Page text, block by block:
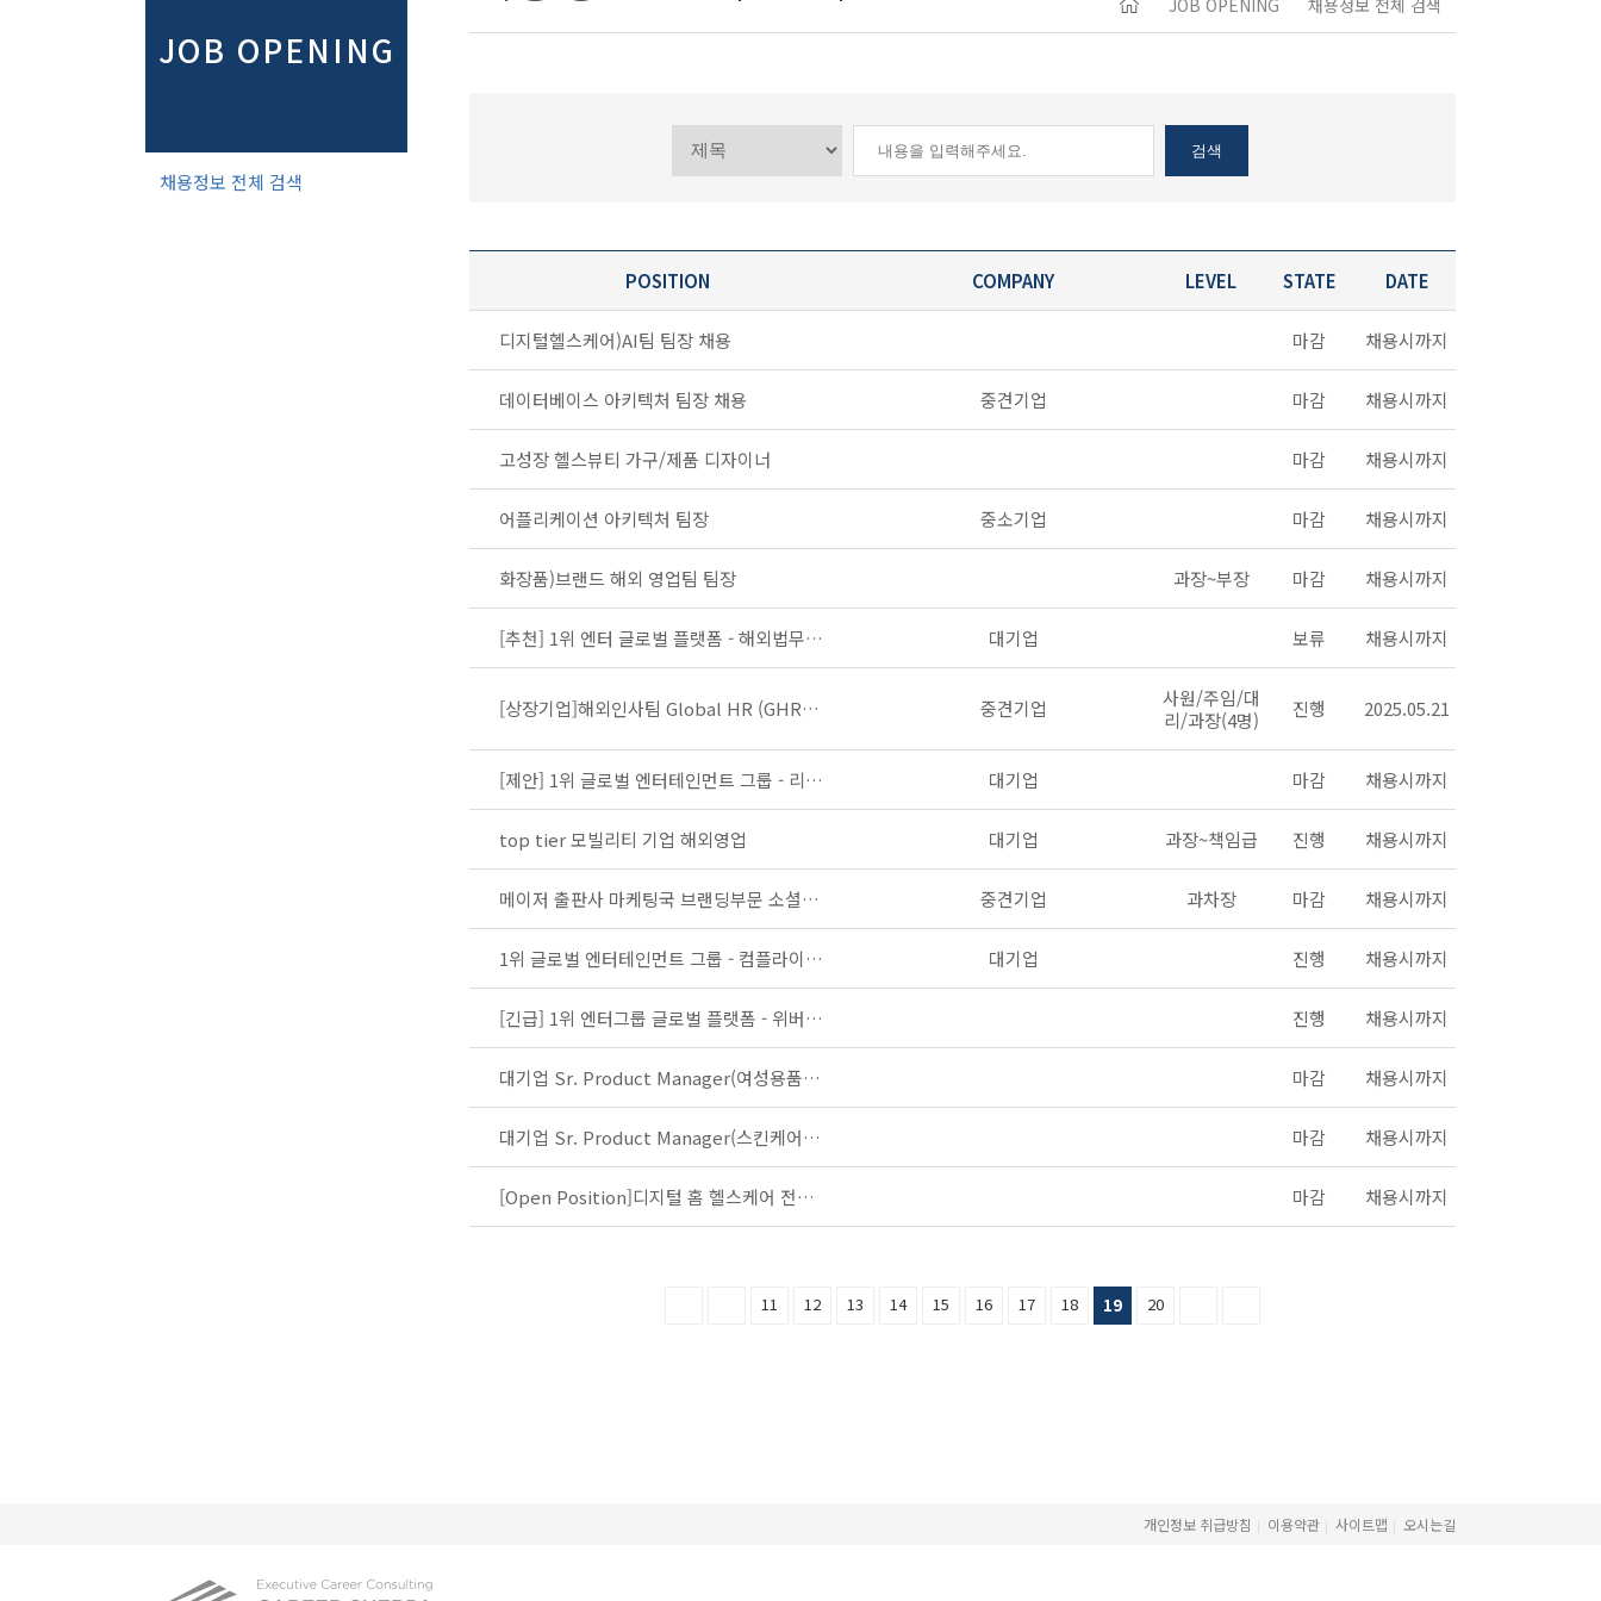
JOB OPENING
채용정보 전체 검색
JOB OPENING 채용정보 전체 검색
검색
POSITION COMPANY LEVEL STATE DATE
디지털헬스케어)AI팀 팀장 채용 마감 채용시까지
데이터베이스 아키텍처 팀장 채용 중견기업 마감 채용시까지
고성장 헬스뷰티 가구/제품 디자이너 마감 채용시까지
어플리케이션 아키텍처 팀장 중소기업 마감 채용시까지
화장품)브랜드 해외 영업팀 팀장 과장~부장 마감 채용시까지
[추천] 1위 엔터 글로벌 플랫폼 - 해외법무팀장 대기업 보류 채용시까지
[상장기업]해외인사팀 Global HR (GHR) (4명) 중견기업
사원/주임/대
리/과장(4명)
진행 2025.05.21
[제안] 1위 글로벌 엔터테인먼트 그룹 - 리더십지원 대기업 마감 채용시까지
top tier 모빌리티 기업 해외영업 대기업 과장~책임급 진행 채용시까지
메이저 출판사 마케팅국 브랜딩부문 소셜미디어팀 팀장급 채용 중견기업 과차장 마감 채용시까지
1위 글로벌 엔터테인먼트 그룹 - 컴플라이언스 대기업 진행 채용시까지
[긴급] 1위 엔터그룹 글로벌 플랫폼 - 위버스 서비스 기획 (4명 채용) 진행 채용시까지
대기업 Sr. Product Manager(여성용품부문) 마감 채용시까지
대기업 Sr. Product Manager(스킨케어마케팅) 마감 채용시까지
[Open Position]디지털 홈 헬스케어 전문기업_분광기 개발자 채용 안내 마감 채용시까지
11 12 13 14 15 16 17 18 19 20
개인정보 취급방침 이용약관 사이트맵 오시는길